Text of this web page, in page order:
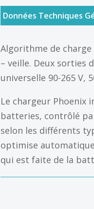
Données Techniques
Algorithme de
– veille. Deux sorties
universelle 90-265 V,
Le chargeur Phoenix
batteries, contrôlé
selon les différents
optimise
qui est faite de la